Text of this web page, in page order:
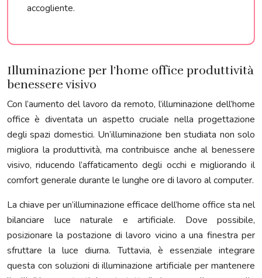
accogliente.
Illuminazione per l’home office produttività
benessere visivo
Con l’aumento del lavoro da remoto, l’illuminazione dell’home
office è diventata un aspetto cruciale nella progettazione
degli spazi domestici. Un’illuminazione ben studiata non solo
migliora la produttività, ma contribuisce anche al benessere
visivo, riducendo l’affaticamento degli occhi e migliorando il
comfort generale durante le lunghe ore di lavoro al computer.
La chiave per un’illuminazione efficace dell’home office sta nel
bilanciare luce naturale e artificiale. Dove possibile,
posizionare la postazione di lavoro vicino a una finestra per
sfruttare la luce diurna. Tuttavia, è essenziale integrare
questa con soluzioni di illuminazione artificiale per mantenere